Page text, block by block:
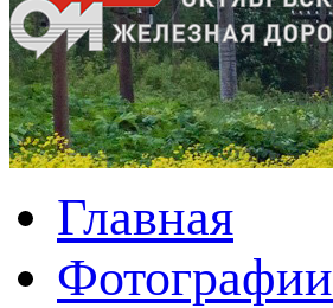
Главная
Фотографии